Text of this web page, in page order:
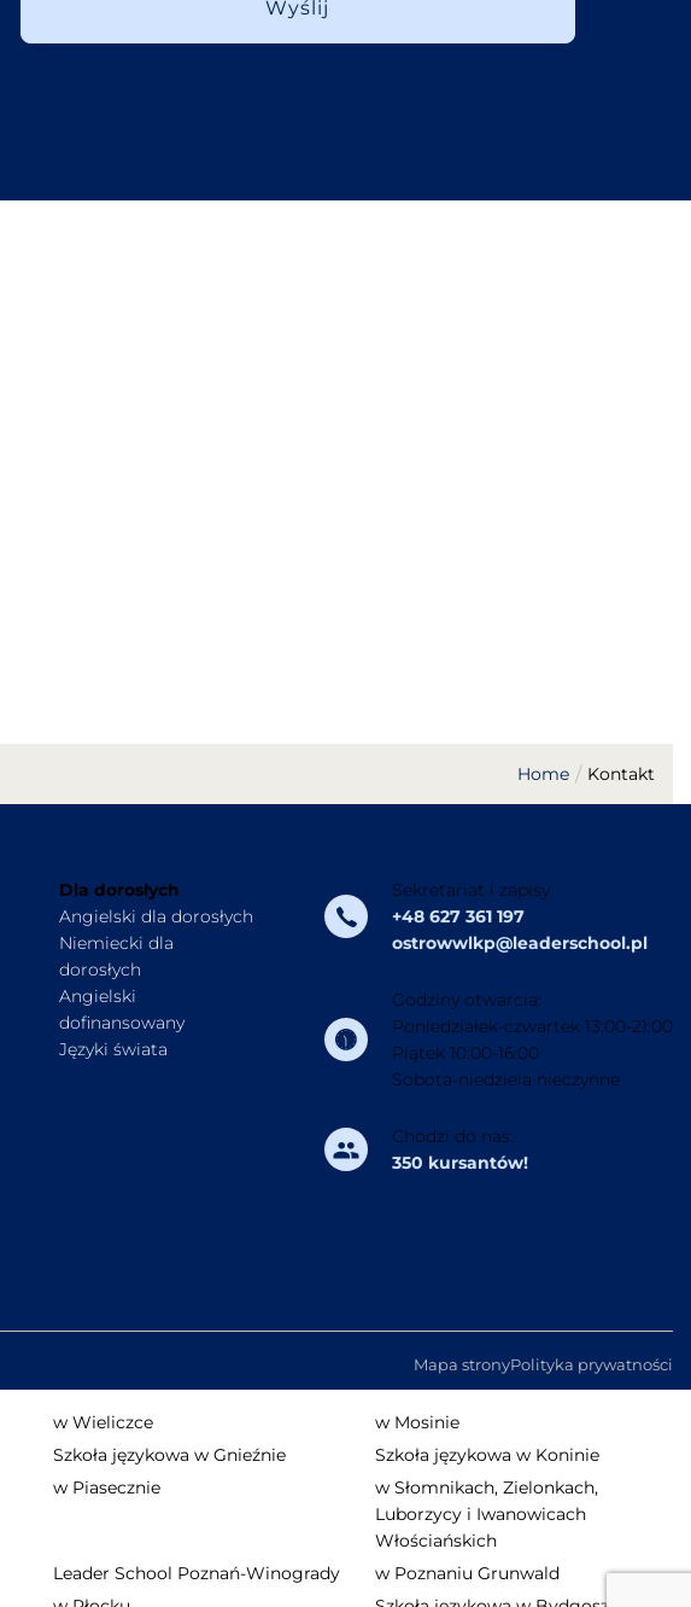
Home Kontakt
Dla dorosłych
Angielski dla dorosłych
Niemiecki dla
dorosłych
Angielski
dofinansowany
Języki świata
Sekretariat i zapisy
+48 627 361 197
ostrowwlkp@leaderschool.pl
Godziny otwarcia:
Poniedziałek-czwartek 13:00-21:00
Piątek 10:00-16:00
Sobota-niedziela nieczynne
Chodzi do nas:
350 kursantów!
Mapa stronyPolityka prywatności
w Wieliczce
w Mosinie
Szkoła językowa w Gnieźnie
Szkoła językowa w Koninie
w Piasecznie
w Słomnikach, Zielonkach,
Luborzycy i Iwanowicach
Włościańskich
Leader School Poznań-Winogrady
w Poznaniu Grunwald